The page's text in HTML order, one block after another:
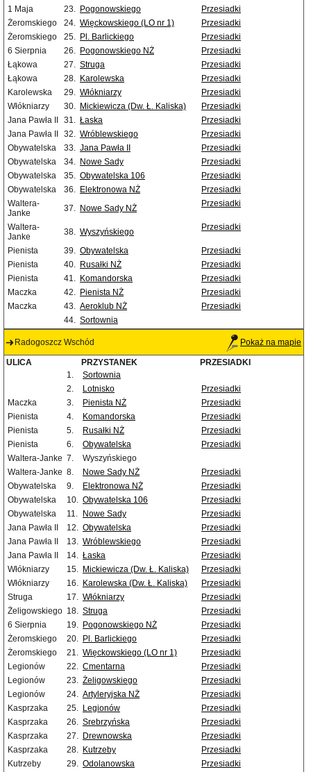
1 Maja
23. Pogonowskiego
Przesiadki
Żeromskiego
24. Więckowskiego (LO nr 1)
Przesiadki
Żeromskiego
25. Pl. Barlickiego
Przesiadki
6 Sierpnia
26. Pogonowskiego NŻ
Przesiadki
Łąkowa
27. Struga
Przesiadki
Łąkowa
28. Karolewska
Przesiadki
Karolewska
29. Włókniarzy
Przesiadki
Włókniarzy
30. Mickiewicza (Dw. Ł. Kaliska)
Przesiadki
Jana Pawła II
31. Łaska
Przesiadki
Jana Pawła II
32. Wróblewskiego
Przesiadki
Obywatelska
33. Jana Pawła II
Przesiadki
Obywatelska
34. Nowe Sady
Przesiadki
Obywatelska
35. Obywatelska 106
Przesiadki
Obywatelska
36. Elektronowa NŻ
Przesiadki
Waltera-
Janke
37. Nowe Sady NŻ Przesiadki
Waltera-
Janke
38. Wyszyńskiego Przesiadki
Pienista 39. Obywatelska
Przesiadki
Pienista
40. Rusałki NŻ
Przesiadki
Pienista
41. Komandorska
Przesiadki
Maczka
42. Pienista NŻ
Przesiadki
Maczka
43. Aeroklub NŻ
Przesiadki
44. Sortownia
Radogoszcz Wschód Pokaż na mapie
ULICA PRZYSTANEK
PRZESIADKI
1.
Sortownia
2.
Lotnisko
Przesiadki
Maczka
3. Pienista NŻ
Przesiadki
Pienista
4. Komandorska
Przesiadki
Pienista
5. Rusałki NŻ
Przesiadki
Pienista
6. Obywatelska
Przesiadki
Waltera-Janke 7.
Wyszyńskiego
Waltera-Janke 8. Nowe Sady NŻ
Przesiadki
Obywatelska
9. Elektronowa NŻ
Przesiadki
Obywatelska
10. Obywatelska 106
Przesiadki
Obywatelska
11. Nowe Sady
Przesiadki
Jana Pawła II
12. Obywatelska
Przesiadki
Jana Pawła II
13. Wróblewskiego
Przesiadki
Jana Pawła II
14. Łaska
Przesiadki
Włókniarzy
15. Mickiewicza (Dw. Ł. Kaliska)
Przesiadki
Włókniarzy
16. Karolewska (Dw. Ł. Kaliska)
Przesiadki
Struga
17. Włókniarzy
Przesiadki
Żeligowskiego 18. Struga
Przesiadki
6 Sierpnia
19. Pogonowskiego NŻ
Przesiadki
Żeromskiego
20. Pl. Barlickiego
Przesiadki
Żeromskiego
21. Więckowskiego (LO nr 1)
Przesiadki
Legionów
22. Cmentarna
Przesiadki
Legionów
23. Żeligowskiego
Przesiadki
Legionów
24. Artyleryjska NŻ
Przesiadki
Kasprzaka
25. Legionów
Przesiadki
Kasprzaka
26. Srebrzyńska
Przesiadki
Kasprzaka
27. Drewnowska
Przesiadki
Kasprzaka
28. Kutrzeby
Przesiadki
Kutrzeby
29. Odolanowska Przesiadki